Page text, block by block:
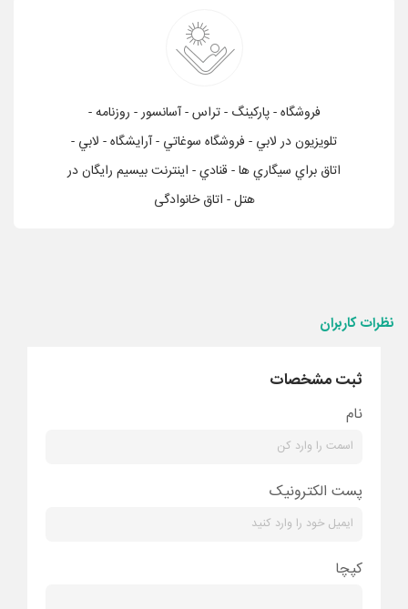
فروشگاه - پاركينگ - تراس - آسانسور - روزنامه -
تلويزيون در لابي - فروشگاه سوغاتي - آرايشگاه - لابي -
اتاق براي سيگاري ها - قنادي - اینترنت بیسیم رایگان در
هتل - اتاق خانوادگی
نظرات کاربران
ثبت مشخصات
نام
پست الکترونیک
کپچا